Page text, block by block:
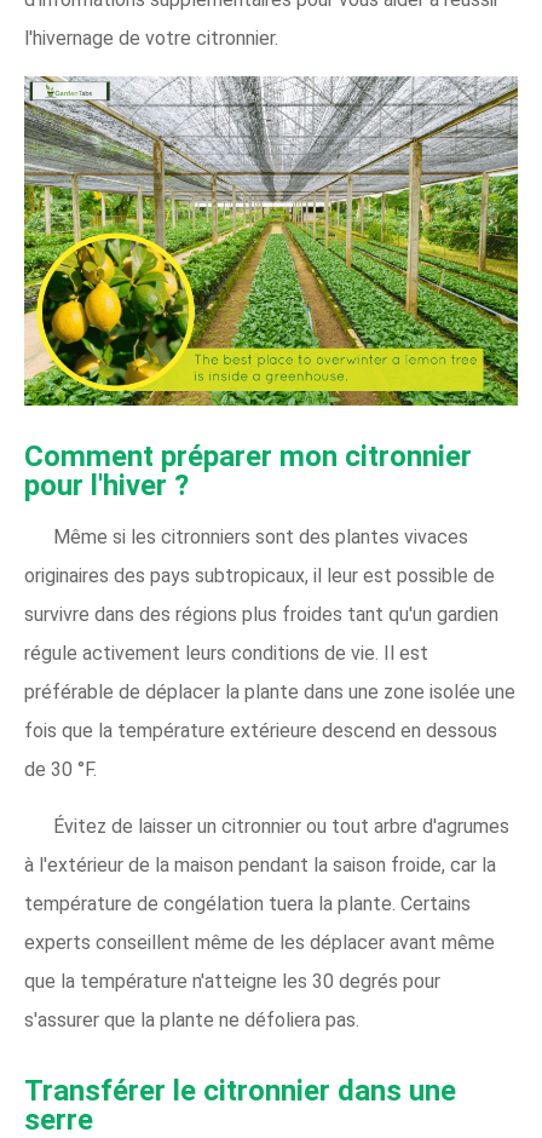
l'hivernage de votre citronnier.
Comment préparer mon citronnier
pour l'hiver ?
Même si les citronniers sont des plantes vivaces
originaires des pays subtropicaux, il leur est possible de
survivre dans des régions plus froides tant qu'un gardien
régule activement leurs conditions de vie. Il est
préférable de déplacer la plante dans une zone isolée une
fois que la température extérieure descend en dessous
de 30 °F.
Évitez de laisser un citronnier ou tout arbre d'agrumes
à l'extérieur de la maison pendant la saison froide, car la
température de congélation tuera la plante. Certains
experts conseillent même de les déplacer avant même
que la température n'atteigne les 30 degrés pour
s'assurer que la plante ne défoliera pas.
Transférer le citronnier dans une
serre